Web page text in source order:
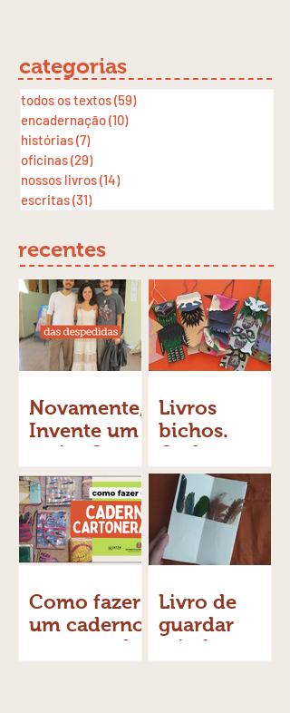
categorias
todos os textos(59)
encadernação(10)
histórias(7)
oficinas(29)
nossos livros(14)
escritas(31)
recentes
Novamente,
Invente um
meio. Ou,
das
despedidas.
Livros
bichos.
Onde
vivem?
Como fazer
um caderno
cartonera?
Livro de
guardar
miudezas -